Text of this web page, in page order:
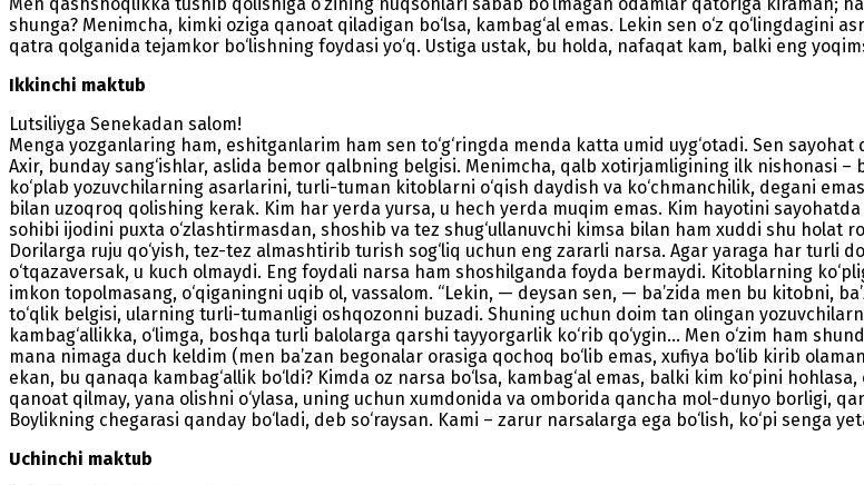
shunga? Menimcha, kimki oziga qanoat qiladigan bo‘lsa, kambag‘al emas. Lekin sen o‘z
qatra qolganida tejamkor bo‘lishning foydasi yo‘q. Ustiga ustak, bu holda, nafaqat kam, balki eng
Ikkinchi maktub
Lutsiliyga Senekadan salom!
Menga yozganlaring ham, eshitganlarim ham sen to‘g‘ringda menda katta umid uyg‘otadi. Sen
Axir, bunday sang‘ishlar, aslida bemor qalbning belgisi. Menimcha, qalb xotirjamligining ilk nishonasi –
ko‘plab yozuvchilarning asarlarini, turli-tuman kitoblarni o‘qish daydish va ko‘chmanchilik, degani
bilan uzoqroq qolishing kerak. Kim har yerda yursa, u hech yerda muqim emas. Kim hayotini sayohatda
sohibi ijodini puxta o‘zlashtirmasdan, shoshib va tez shug‘ullanuvchi kimsa bilan ham xuddi shu holat
Dorilarga ruju qo‘yish, tez-tez almashtirib turish sog‘liq uchun eng zararli narsa. Agar yaraga har turli
o‘tqazaversak, u kuch olmaydi. Eng foydali narsa ham shoshilganda foyda bermaydi. Kitoblarning
imkon topolmasang, o‘qiganingni uqib ol, vassalom. “Lekin, — deysan sen, — ba’zida men bu kitobni,
to‘qlik belgisi, ularning turli-tumanligi oshqozonni buzadi. Shuning uchun doim tan olingan
kambag‘allikka, o‘limga, boshqa turli balolarga qarshi tayyorgarlik ko‘rib qo‘ygin... Men o‘zim ham
mana nimaga duch keldim (men ba’zan begonalar orasiga qochoq bo‘lib emas, xufiya bo‘lib kirib
ekan, bu qanaqa kambag‘allik bo‘ldi? Kimda oz narsa bo‘lsa, kambag‘al emas, balki kim ko‘pini
qanoat qilmay, yana olishni o‘ylasa, uning uchun xumdonida va omborida qancha mol-dunyo borligi,
Boylikning chegarasi qanday bo‘ladi, deb so‘raysan. Kami – zarur narsalarga ega bo‘lish, ko‘pi senga
Uchinchi maktub